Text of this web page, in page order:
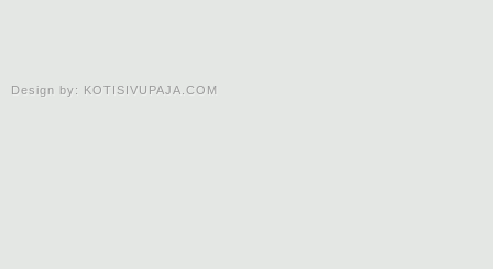
Design by: KOTISIVUPAJA.COM